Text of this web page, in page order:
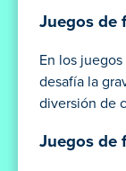
Juegos de
En los
desafía la
diversión de
Juegos de